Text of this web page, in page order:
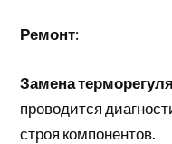
Ремонт:
Замена
проводится
строя компонентов.